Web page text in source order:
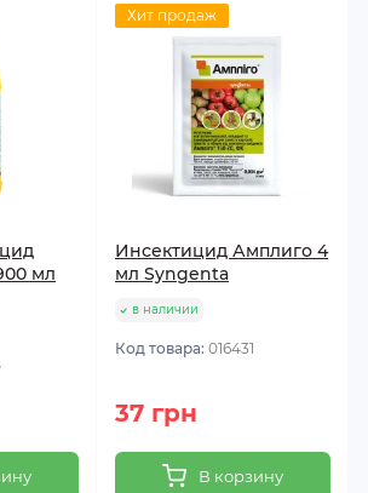
мл
Хит продаж
Инсектицид Амплиго 4
мл Syngenta
в наличии
Код товара: 016431
37 грн
В корзину